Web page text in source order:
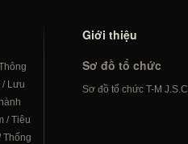
/ Lưu
/Tiêu
Thống
Giới thiệu
Sơ đồ tổ chức
Sơ đồ tổ chức T-M J.S.C